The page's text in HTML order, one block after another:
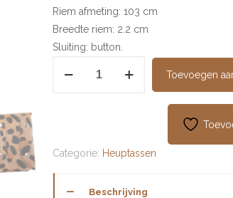
Riem afmeting: 103 cm
Breedte riem: 2.2 cm
Sluiting: button.
Toevoegen
Categorie: Heuptassen
Beschrijving